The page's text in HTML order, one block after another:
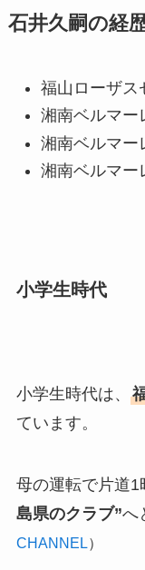
石井久嗣の経
福山ローザス
湘南ベルマー
湘南ベルマー
湘南ベルマー
小学生時代
小学生時代は、
ています。
母の運転で片道1
島県のクラブ”へ
CHANNEL）